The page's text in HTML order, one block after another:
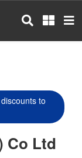
to
Co Ltd